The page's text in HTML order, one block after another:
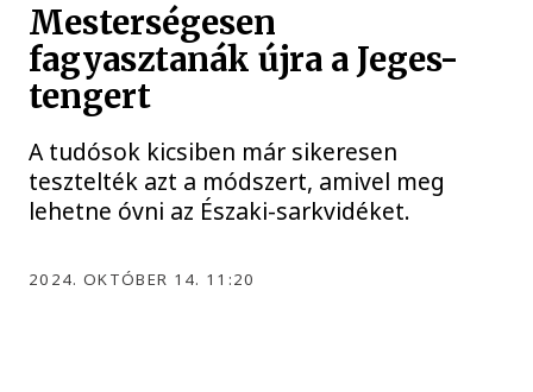
Mesterségesen
fagyasztanák újra a Jeges-
tengert
A tudósok kicsiben már sikeresen
tesztelték azt a módszert, amivel meg
lehetne óvni az Északi-sarkvidéket.
2024. OKTÓBER 14. 11:20